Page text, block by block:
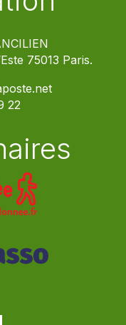
75013 Paris.
22